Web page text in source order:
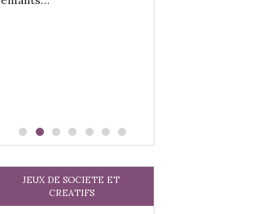
JEUX DE SOCIETE ET
CREATIFS